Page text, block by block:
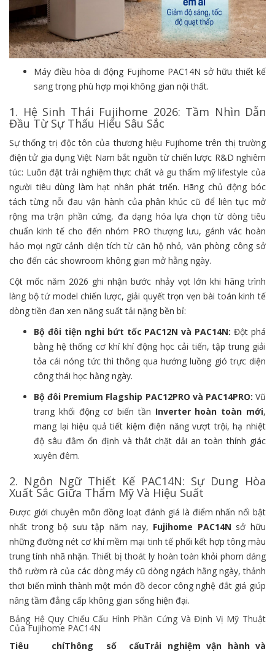
Máy điều hòa di động Fujihome PAC14N sở hữu thiết kế
sang trọng phù hợp mọi không gian nội thất.
1. Hệ Sinh Thái Fujihome 2026: Tầm Nhìn Dẫn
Đầu Từ Sự Thấu Hiểu Sâu Sắc
Sự thống trị độc tôn của thương hiệu Fujihome trên thị trường
điện tử gia dụng Việt Nam bắt nguồn từ chiến lược R&D nghiêm
túc: Luôn đặt trải nghiệm thực chất và gu thẩm mỹ lifestyle của
người tiêu dùng làm hạt nhân phát triển. Hãng chủ động bóc
tách từng nỗi đau vận hành của phân khúc cũ để liên tục mở
rộng ma trận phần cứng, đa dạng hóa lựa chọn từ dòng tiêu
chuẩn kinh tế cho đến nhóm PRO thượng lưu, gánh vác hoàn
hảo mọi ngữ cảnh diện tích từ căn hộ nhỏ, văn phòng công sở
cho đến các showroom không gian mở hằng ngày.
Cột mốc năm 2026 ghi nhận bước nhảy vọt lớn khi hãng trình
làng bộ tứ model chiến lược, giải quyết trọn vẹn bài toán kinh tế
dòng tiền đan xen năng suất tải nặng bền bỉ:
Bộ đôi tiện nghi bứt tốc PAC12N và PAC14N: Đột phá
bằng hệ thống cơ khí khí động học cải tiến, tập trung giải
tỏa cái nóng tức thì thông qua hướng luồng gió trực diện
công thái học hằng ngày.
Bộ đôi Premium Flagship PAC12PRO và PAC14PRO: Vũ
trang khối động cơ biến tần Inverter hoàn toàn mới,
mang lại hiệu quả tiết kiệm điện năng vượt trội, hạ nhiệt
độ sâu đằm ổn định và thắt chặt dải an toàn thính giác
xuyên đêm.
2. Ngôn Ngữ Thiết Kế PAC14N: Sự Dung Hòa
Xuất Sắc Giữa Thẩm Mỹ Và Hiệu Suất
Được giới chuyên môn đồng loạt đánh giá là điểm nhấn nổi bật
nhất trong bộ sưu tập năm nay, Fujihome PAC14N sở hữu
những đường nét cơ khí mềm mại tinh tế phối kết hợp tông màu
trung tính nhã nhặn. Thiết bị thoát ly hoàn toàn khỏi phom dáng
thô rườm rà của các dòng máy cũ dòng ngách hằng ngày, thảnh
thơi biến mình thành một món đồ decor công nghệ đắt giá giúp
nâng tầm đẳng cấp không gian sống hiện đại.
Bảng Hệ Quy Chiếu Cấu Hình Phần Cứng Và Định Vị Mỹ Thuật
Của Fujihome PAC14N
Tiêu chíThông số cấuTrải nghiệm vận hành và